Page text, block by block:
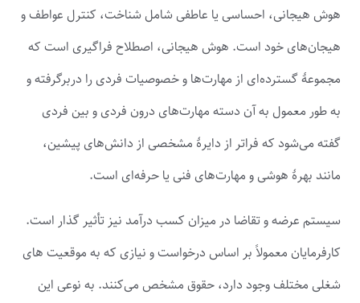
هوش هیجانی، احساسی یا عاطفی شامل شناخت، کنترل عواطف و
هیجان‌های خود است. هوش هیجانی، اصطلاح فراگیری است که
مجموعهٔ گسترده‌ای از مهارت‌ها و خصوصیات فردی را دربرگرفته و
به طور معمول به آن دسته مهارت‌های درون فردی و بین فردی
گفته می‌شود که فراتر از دایرهٔ مشخصی از دانش‌های پیشین،
مانند بهرهٔ هوشی و مهارت‌های فنی یا حرفه‌ای است.
سیستم عرضه و تقاضا در میزان کسب درآمد نیز تأثیر گذار است.
کارفرمایان معمولاً بر اساس درخواست و نیازی که به موقعیت های
شغلی مختلف وجود دارد، حقوق مشخص می‌کنند. به نوعی این